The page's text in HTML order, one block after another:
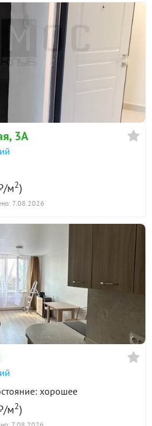
3А
м2)
7.08.2026
хорошее
м2)
7.08.2026